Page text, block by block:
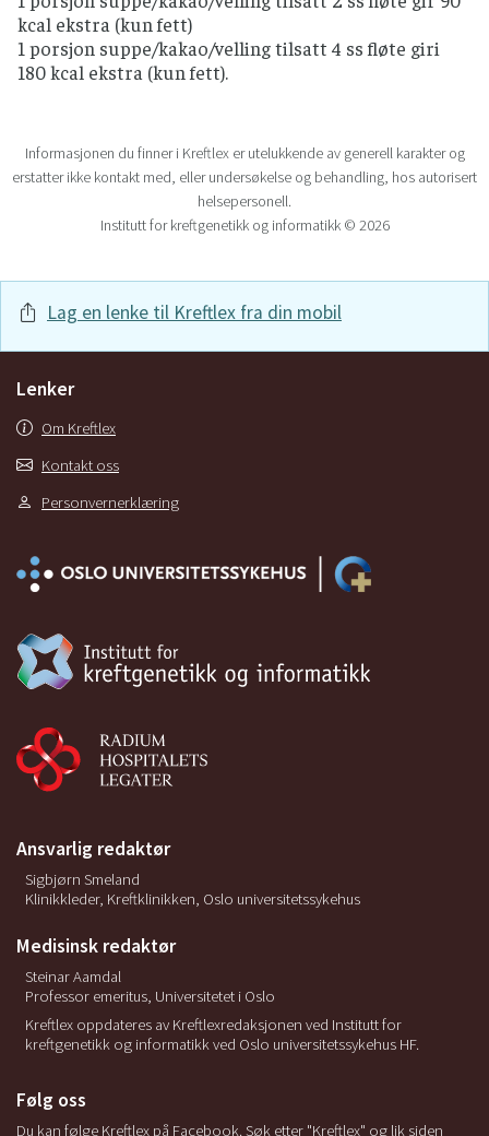
kcal ekstra (kun fett)
1 porsjon suppe/kakao/velling tilsatt 4 ss fløte giri
180 kcal ekstra (kun fett).
Informasjonen du finner i Kreftlex er utelukkende av generell karakter og
erstatter ikke kontakt med, eller undersøkelse og behandling, hos autorisert
helsepersonell.
Institutt for kreftgenetikk og informatikk © 2026
Lag en lenke til Kreftlex fra din mobil
Lenker
Om Kreftlex
Kontakt oss
Personvernerklæring
Ansvarlig redaktør
Sigbjørn Smeland
Klinikkleder, Kreftklinikken, Oslo universitetssykehus
Medisinsk redaktør
Steinar Aamdal
Professor emeritus, Universitetet i Oslo
Kreftlex oppdateres av Kreftlexredaksjonen ved Institutt for
kreftgenetikk og informatikk ved Oslo universitetssykehus HF.
Følg oss
Du kan følge Kreftlex på Facebook. Søk etter "Kreftlex" og lik siden